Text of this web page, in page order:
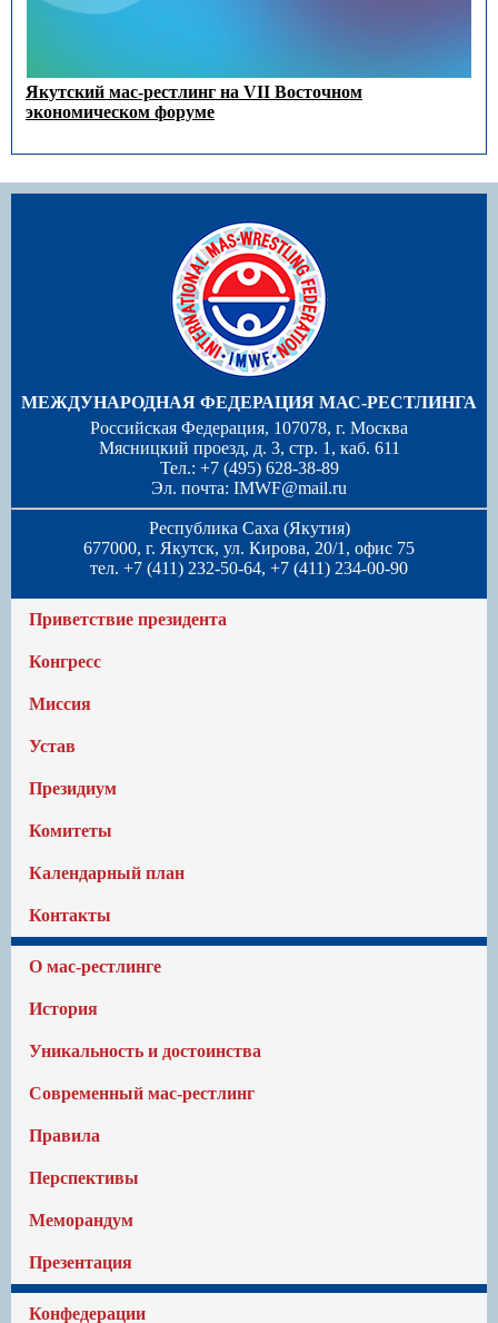
Якутский мас-рестлинг на VII Восточном
экономическом форуме
МЕЖДУНАРОДНАЯ ФЕДЕРАЦИЯ МАС-РЕСТЛИНГА
Российская Федерация, 107078, г. Москва
Мясницкий проезд, д. 3, стр. 1, каб. 611
Тел.: +7 (495) 628-38-89
Эл. почта: IMWF@mail.ru
Республика Саха (Якутия)
677000, г. Якутск, ул. Кирова, 20/1, офис 75
тел. +7 (411) 232-50-64, +7 (411) 234-00-90
Приветствие президента
Конгресс
Миссия
Устав
Президиум
Комитеты
Календарный план
Контакты
О мас-рестлинге
История
Уникальность и достоинства
Современный мас-рестлинг
Правила
Перспективы
Меморандум
Презентация
Конфедерации